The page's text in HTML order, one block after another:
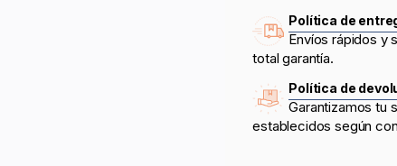
Política de
Envíos rápidos y
total garantía.
Política de
Garantizamos tu
establecidos según